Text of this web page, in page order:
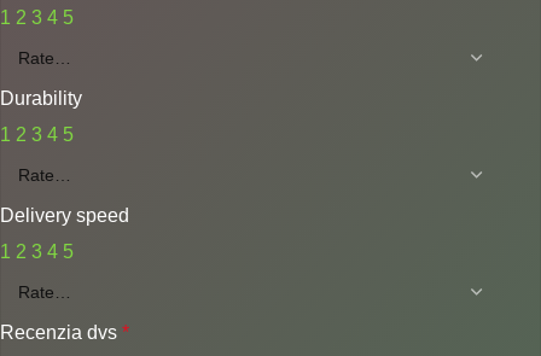
1 2 3 4 5
Durability
1 2 3 4 5
Delivery speed
1 2 3 4 5
Recenzia dvs*